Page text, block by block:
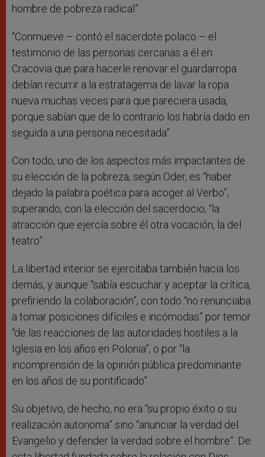
hombre de pobreza radical”.
“Conmueve – contó el sacerdote polaco – el
testimonio de las personas cercanas a él en
Cracovia que para hacerle renovar el guardarropa
debían recurrir a la estratagema de lavar la ropa
nueva muchas veces para que pareciera usada,
porque sabían que de lo contrario los habría dado en
seguida a una persona necesitada”.
Con todo, uno de los aspectos más impactantes de
su elección de la pobreza, según Oder, es “haber
dejado la palabra poética para acoger al Verbo”,
superando, con la elección del sacerdocio, “la
atracción que ejercía sobre él otra vocación, la del
teatro”.
La libertad interior se ejercitaba también hacia los
demás, y aunque “sabía escuchar y aceptar la crítica,
prefiriendo la colaboración”, con todo “no renunciaba
a tomar posiciones difíciles e incómodas” por temor
“de las reacciones de las autoridades hostiles a la
Iglesia en los años en Polonia”, o por “la
incomprensión de la opinión pública predominante
en los años de su pontificado”.
Su objetivo, de hecho, no era “su propio éxito o su
realización autonoma” sino “anunciar la verdad del
Evangelio y defender la verdad sobre el hombre”. De